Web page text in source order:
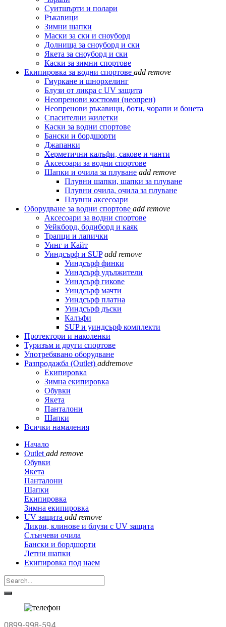
Суитшърти и полари
Ръкавици
Зимни шапки
Маски за ски и сноуборд
Долнища за сноуборд и ски
Якета за сноуборд и ски
Каски за зимни спортове
Екипировка за водни спортове add remove
Гмуркане и шнорхелинг
Блузи от ликра с UV защита
Неопренови костюми (неопрен)
Неопренови ръкавици, боти, чорапи и бонета
Спасителни жилетки
Каски за водни спортове
Бански и бордшорти
Джапанки
Херметични калъфи, сакове и чанти
Аксесоари за водни спортове
Шапки и очила за плуване add remove
Плувни шапки, шапки за плуване
Плувни очила, очила за плуване
Плувни аксесоари
Оборудване за водни спортове add remove
Аксесоари за водни спортове
Уейкборд, бодиборд и каяк
Трапци и лапички
Уинг и Кайт
Уиндсърф и SUP add remove
Уиндсърф финки
Уиндсърф удължители
Уиндсърф гикове
Уиндсърф мачти
Уиндсърф платна
Уиндсърф дъски
Калъфи
SUP и уиндсърф комплекти
Протектори и наколенки
Туризъм и други спортове
Употребявано оборудване
Разпродажба (Outlet) addremove
Екипировка
Зимна екипировка
Обувки
Якета
Панталони
Шапки
Всички намаления
Начало
Outlet add remove
Обувки
Якета
Панталони
Шапки
Екипировка
Зимна екипировка
UV защита add remove
Ликри, клинове и блузи с UV защита
Слънчеви очила
Бански и бордшорти
Летни шапки
Екипировка под наем